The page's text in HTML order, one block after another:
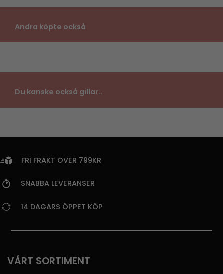
Andra köpte också
Du kanske också gillar..
FRI FRAKT ÖVER 799KR
SNABBA LEVERANSER
14 DAGARS ÖPPET KÖP
VÅRT SORTIMENT